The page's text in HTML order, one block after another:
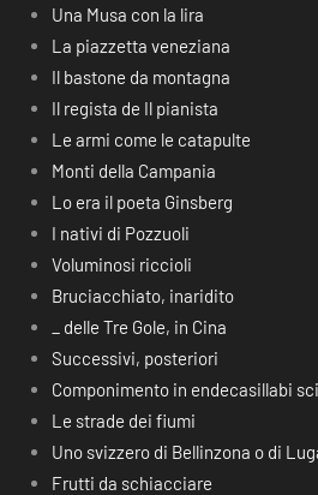
Una Musa con la lira
La piazzetta veneziana
Il bastone da montagna
Il regista de Il pianista
Le armi come le catapulte
Monti della Campania
Lo era il poeta Ginsberg
I nativi di Pozzuoli
Voluminosi riccioli
Bruciacchiato, inaridito
_ delle Tre Gole, in Cina
Successivi, posteriori
Componimento in endecasillabi
Le strade dei fiumi
Uno svizzero di Bellinzona o di
Frutti da schiacciare